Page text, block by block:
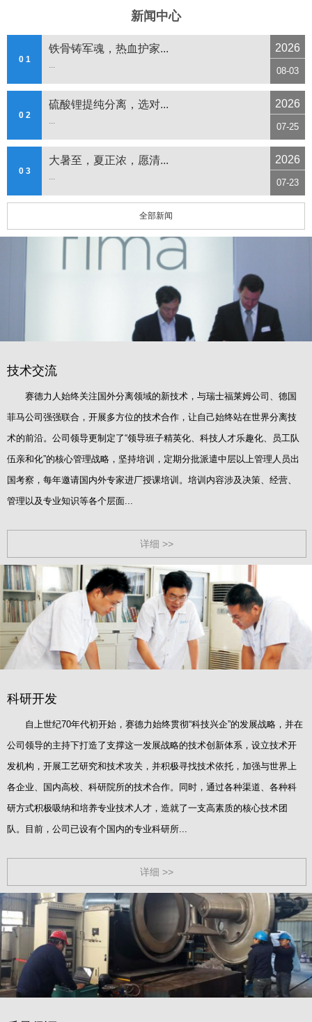
新闻中心
0 1
铁骨铸军魂，热血护家...
...
2026
08-03
0 2
硫酸锂提纯分离，选对...
...
2026
07-25
0 3
大暑至，夏正浓，愿清...
...
2026
07-23
全部新闻
技术交流
赛德力人始终关注国外分离领域的新技术，与瑞士福莱姆公司、德国
菲马公司强强联合，开展多方位的技术合作，让自己始终站在世界分离技
术的前沿。公司领导更制定了“领导班子精英化、科技人才乐趣化、员工队
伍亲和化”的核心管理战略，坚持培训，定期分批派遣中层以上管理人员出
国考察，每年邀请国内外专家进厂授课培训。培训内容涉及决策、经营、
管理以及专业知识等各个层面...
详细 >>
科研开发
自上世纪70年代初开始，赛德力始终贯彻“科技兴企”的发展战略，并在
公司领导的主持下打造了支撑这一发展战略的技术创新体系，设立技术开
发机构，开展工艺研究和技术攻关，并积极寻找技术依托，加强与世界上
各企业、国内高校、科研院所的技术合作。同时，通过各种渠道、各种科
研方式积极吸纳和培养专业技术人才，造就了一支高素质的核心技术团
队。目前，公司已设有个国内的专业科研所...
详细 >>